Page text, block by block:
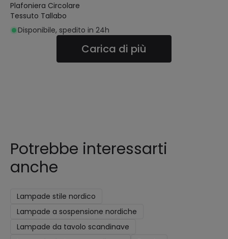
Plafoniera Circolare
Tessuto Tallabo
Disponibile, spedito in 24h
Carica di più
Potrebbe interessarti
anche
Lampade stile nordico
Lampade a sospensione nordiche
Lampade da tavolo scandinave